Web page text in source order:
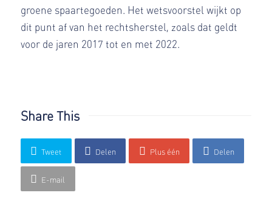
groene spaartegoeden. Het wetsvoorstel wijkt op
dit punt af van het rechtsherstel, zoals dat geldt
voor de jaren 2017 tot en met 2022.
Share This
Tweet Delen Plus één Delen
E-mail